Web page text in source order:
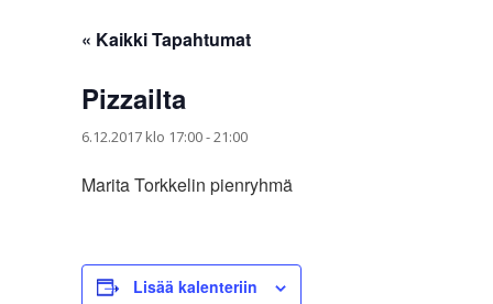
« Kaikki Tapahtumat
Pizzailta
6.12.2017 klo 17:00-21:00
Marita Torkkelin pienryhmä
Lisää kalenteriin